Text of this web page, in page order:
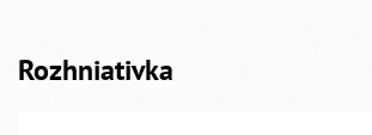
Rozhniativka